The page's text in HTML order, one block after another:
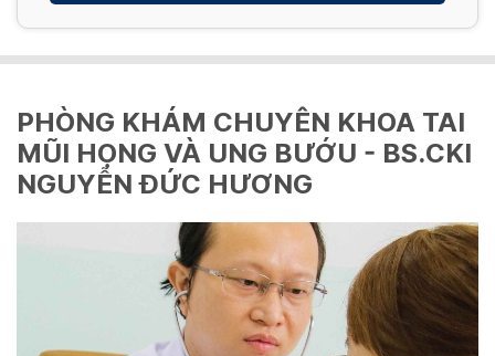
PHÒNG KHÁM CHUYÊN KHOA TAI
MŨI HỌNG VÀ UNG BƯỚU - BS.CKI
NGUYỄN ĐỨC HƯƠNG